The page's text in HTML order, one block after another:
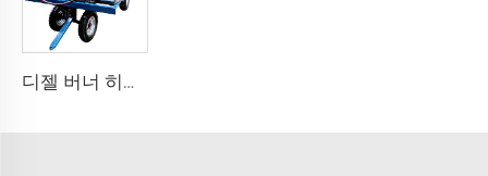
디젤 버너 히팅 시스템이 있는 1200 트레일러 형식 비트우민 분사기